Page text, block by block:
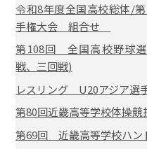
令和8年度全国高校総体/
手権大会 組合せ
第108回 全国高校野球
戦、三回戦)
レスリング U20アジア
第80回近畿高等学校体操競
第69回 近畿高等学校ハ